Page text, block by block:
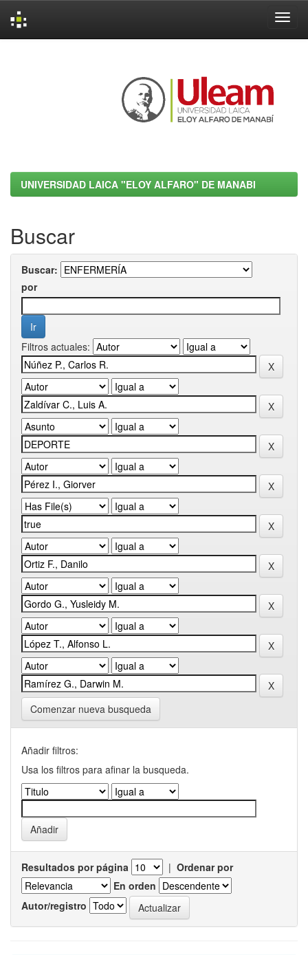
UNIVERSIDAD LAICA "ELOY ALFARO" DE MANABI
Buscar
Buscar:
por
Filtros actuales:
Comenzar nueva busqueda
Añadir filtros:
Usa los filtros para afinar la busqueda.
Resultados por página | Ordenar por
En orden
Autor/registro